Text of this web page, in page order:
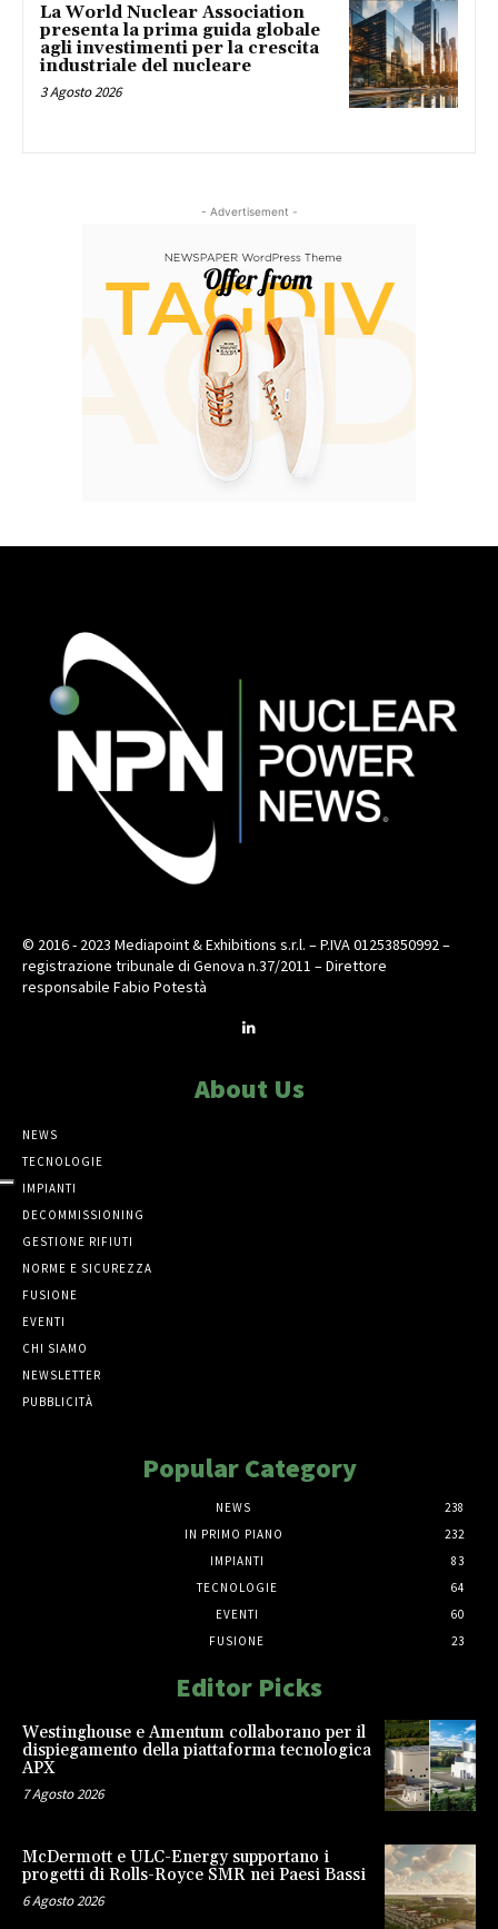
La World Nuclear Association
presenta la prima guida globale
agli investimenti per la crescita
industriale del nucleare
3 Agosto 2026
- Advertisement -
© 2016 - 2023 Mediapoint & Exhibitions s.r.l. – P.IVA 01253850992 –
registrazione tribunale di Genova n.37/2011 – Direttore
responsabile Fabio Potestà
About Us
NEWS
TECNOLOGIE
IMPIANTI
DECOMMISSIONING
GESTIONE RIFIUTI
NORME E SICUREZZA
FUSIONE
EVENTI
CHI SIAMO
NEWSLETTER
PUBBLICITÀ
Popular Category
NEWS
238
IN PRIMO PIANO
232
IMPIANTI
83
TECNOLOGIE
64
EVENTI
60
FUSIONE
23
Editor Picks
Westinghouse e Amentum collaborano per il
dispiegamento della piattaforma tecnologica
APX
7 Agosto 2026
McDermott e ULC-Energy supportano i
progetti di Rolls-Royce SMR nei Paesi Bassi
6 Agosto 2026